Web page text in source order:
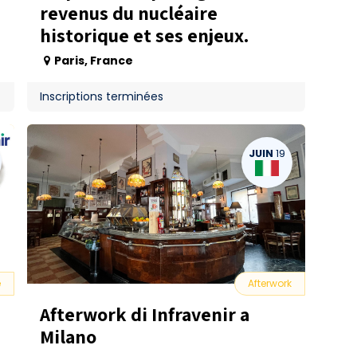
revenus du nucléaire
historique et ses enjeux.
Paris, France
Inscriptions terminées
JUIN 19
Afterwork di Infravenir a
Milano
Afterwork